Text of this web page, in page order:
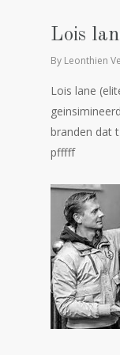
Lois
By Leonthien
Lois lane
branden dat
pfffff